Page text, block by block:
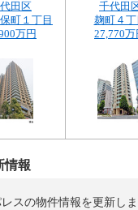
田区
町１丁目
万円
千代田
麹町４丁
27,770万
情報
スの物件情報を更新し